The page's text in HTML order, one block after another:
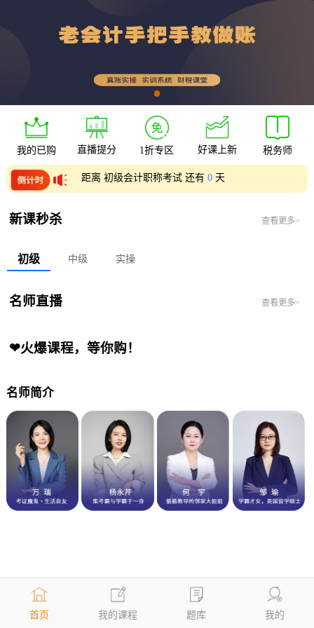
首页 我的课程 题库 我的
我的已购 直播提分 1折专区 好课上新 税务师
距离 初级会计职称考试 还有0 天
距离 中级会计职称考试 还有0天
新课秒杀 查看更多>
初级 中级 实操
名师直播 查看更多>
❤火爆课程，等你购！
名师简介